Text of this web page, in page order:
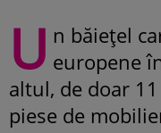
U n băieţel
europene
altul, de doar
piese de